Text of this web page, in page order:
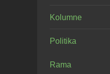
Kolumne
Politika
Rama